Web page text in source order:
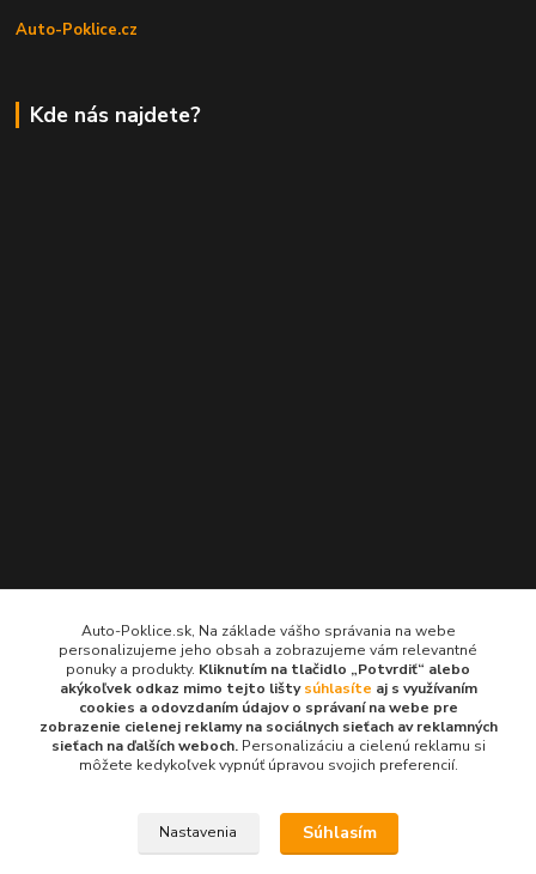
Auto-Poklice.cz
Kde nás najdete?
Kontakty
Auto-Poklice.sk
(Po-Pia, 8-16 hod.)
info@auto-poklice.sk
Auto-Poklice.sk, Na základe vášho správania na webe
personalizujeme jeho obsah a zobrazujeme vám relevantné
ponuky a produkty. Kliknutím na tlačidlo „Potvrdiť“ alebo
akýkoľvek odkaz mimo tejto lištysúhlasíte aj s využívaním
cookies a odovzdaním údajov o správaní na webe pre
zobrazenie cielenej reklamy na sociálnych sieťach av reklamných
sieťach na ďalších weboch.Personalizáciu a cielenú reklamu si
môžete kedykoľvek vypnúť úpravou svojich preferencií.
Nastavenia Súhlasím